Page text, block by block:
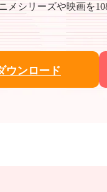
メシリーズや映画を
ウンロード